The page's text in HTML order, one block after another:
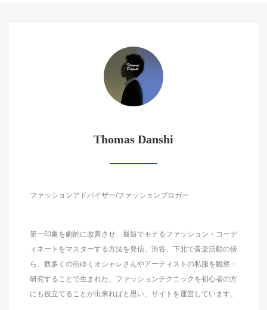
Thomas Danshi
ファッションアドバイザー/ファッションブロガー
第一印象を劇的に改善させ、最短でモテるファッション・コーデ
ィネートをマスターする方法を発信。渋谷、下北で音楽活動の傍
ら、数多くの街ゆくオシャレさんやアーティストの私服を観察・
研究することで生まれた、ファッションテクニックを初心者の方
にも役立てることが出来ればと思い、サイトを運営しています。